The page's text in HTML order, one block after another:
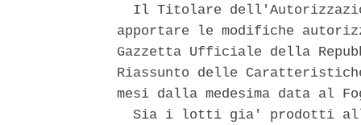
Il Titolare
apportare le modifiche
Gazzetta Ufficiale della
Riassunto delle
mesi dalla medesima data
Sia i lotti gia' prodotti